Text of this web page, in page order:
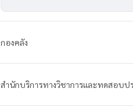
กองคลัง
สำนักบริการทางวิชาการและทดสอบป